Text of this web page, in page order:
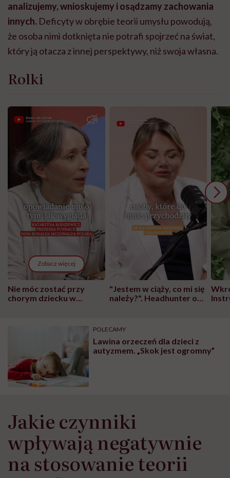
analizujemy, wnioskujemy i osądzamy zachowania
innych. Deficyty w obrębie teorii umysłu powodują,
że osoba nimi dotknięta nie potrafi spojrzeć na świat,
który ją otacza z innej perspektywy, niż swoja własna.
Rolki
Zobacz więcej
Nie móc zostać przy
chorym dziecku w
"Jestem w ciąży, co mi się
należy?". Headhunter o
pracy
POLECAMY
Lawina orzeczeń dla dzieci z
autyzmem. „Skok jest ogromny”
Jakie czynniki
wpływają negatywnie
na stosowanie teorii